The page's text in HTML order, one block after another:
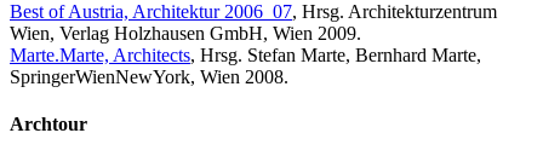
Best of Austria, Architektur 2006_07, Hrsg. Architekturzentrum
Wien, Verlag Holzhausen GmbH, Wien 2009.
Marte.Marte, Architects, Hrsg. Stefan Marte, Bernhard Marte,
SpringerWienNewYork, Wien 2008.
Archtour